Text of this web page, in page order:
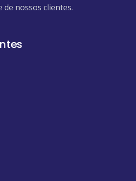
de nossos clientes.